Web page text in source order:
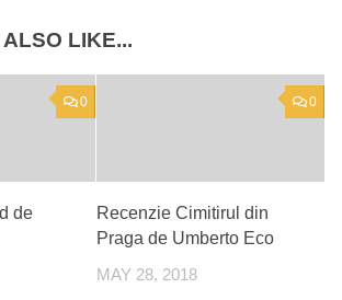
LIKE...
0
de
0
Recenzie Cimitirul din
Praga de Umberto Eco
MAY 28, 2018